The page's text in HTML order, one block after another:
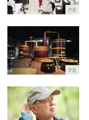
PR
PR